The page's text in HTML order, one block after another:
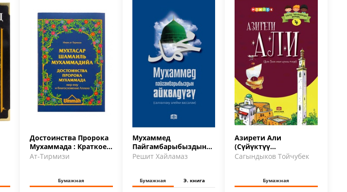
Достоинства Пророка
Мухаммада : Краткое
изложение сборника
Ат-Тирмизи
Бумажная
Мухаммед
Пайгамбарыбыздын
айкөлдүгү (саллаллаху
Решит Хайламаз
Бумажная Э. книга
Азирети Али
(Сүйүктүү
Пайгамбарыбыздын
Сагындыков Тойчубек
Бумажная